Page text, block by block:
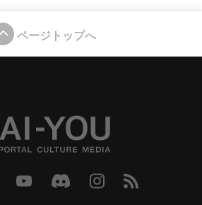
ページトップへ